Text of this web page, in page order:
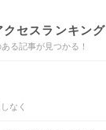
セスランキング
る記事が見つかる！
なく